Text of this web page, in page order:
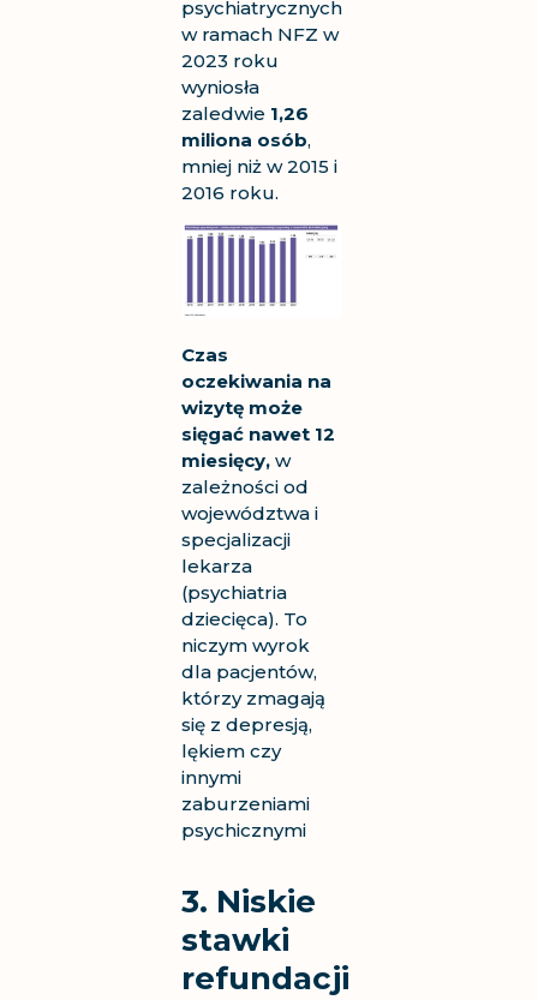
psychiatrycznych
w ramach NFZ w
2023 roku
wyniosła
zaledwie 1,26
miliona osób,
mniej niż w 2015 i
2016 roku.
Czas
oczekiwania na
wizytę może
sięgać nawet 12
miesięcy, w
zależności od
województwa i
specjalizacji
lekarza
(psychiatria
dziecięca). To
niczym wyrok
dla pacjentów,
którzy zmagają
się z depresją,
lękiem czy
innymi
zaburzeniami
psychicznymi
3. Niskie
stawki
refundacji